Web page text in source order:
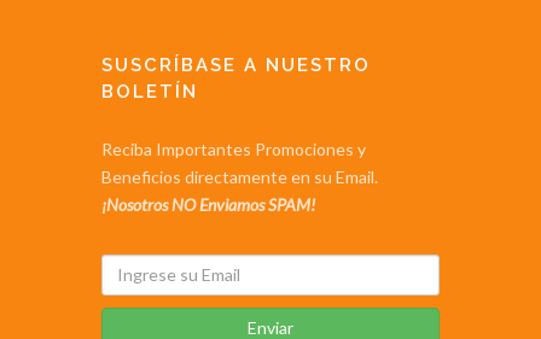
SUSCRÍBASE A NUESTRO
BOLETÍN
Reciba Importantes Promociones y
Beneficios directamente en su Email.
¡Nosotros NO Enviamos SPAM!
Enviar